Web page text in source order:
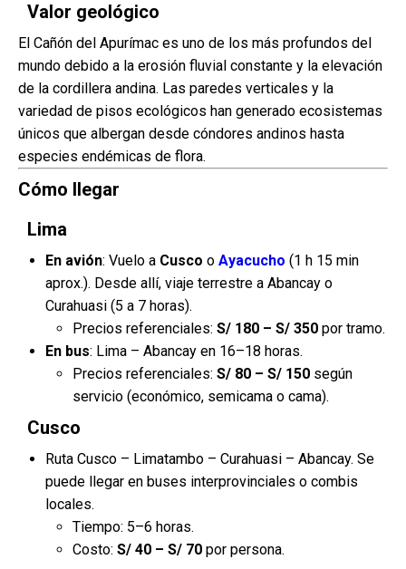
Valor geológico
El Cañón del Apurímac es uno de los más profundos del
mundo debido a la erosión fluvial constante y la elevación
de la cordillera andina. Las paredes verticales y la
variedad de pisos ecológicos han generado ecosistemas
únicos que albergan desde cóndores andinos hasta
especies endémicas de flora.
Cómo llegar
Lima
En avión: Vuelo a Cusco o Ayacucho (1 h 15 min
aprox.). Desde allí, viaje terrestre a Abancay o
Curahuasi (5 a 7 horas).
Precios referenciales: S/ 180 – S/ 350 por tramo.
En bus: Lima – Abancay en 16–18 horas.
Precios referenciales: S/ 80 – S/ 150 según
servicio (económico, semicama o cama).
Cusco
Ruta Cusco – Limatambo – Curahuasi – Abancay. Se
puede llegar en buses interprovinciales o combis
locales.
Tiempo: 5–6 horas.
Costo: S/ 40 – S/ 70 por persona.